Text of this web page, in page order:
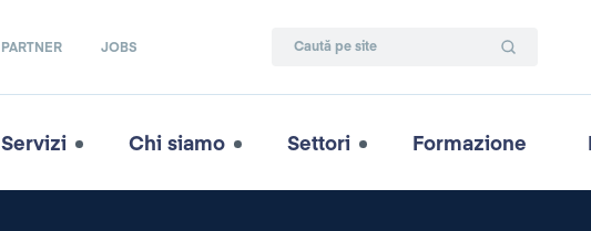
PARTNER JOBS
Servizi Chi siamo Settori Formazione